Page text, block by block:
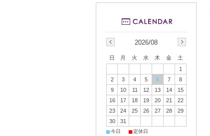
2026/08
日 月 火 水 木 金
土
1
2
3 4 5 6 7
8
9
10 11 12 13 14
15
16
17 18 19 20 21
22
23
24 25 26 27 28
29
30
31
■今日 ■定休日